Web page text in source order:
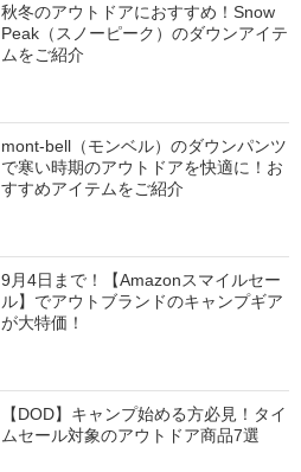
秋冬のアウトドアにおすすめ！Snow
Peak（スノーピーク）のダウンアイテ
ムをご紹介
mont-bell（モンベル）のダウンパンツ
で寒い時期のアウトドアを快適に！お
すすめアイテムをご紹介
9月4日まで！【Amazonスマイルセー
ル】でアウトブランドのキャンプギア
が大特価！
【DOD】キャンプ始める方必見！タイ
ムセール対象のアウトドア商品7選